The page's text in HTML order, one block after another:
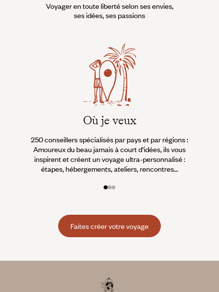
Voyager en toute liberté selon ses envies,
ses idées, ses passions
Où je veux
250 conseillers spécialisés par pays et par régions :
Amoureux du beau jamais à court d’idées, ils vous
inspirent et créent un voyage ultra-personnalisé :
étapes, hébergements, ateliers, rencontres…
Faites créer votre voyage